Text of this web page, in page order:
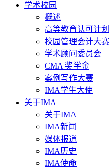
学术校园
概述
高等教育认可计划
校园管理会计大赛
学术顾问委员会
CMA 奖学金
案例写作大赛
IMA学生大使
关于IMA
关于IMA
IMA新闻
媒体报道
IMA历史
IMA使命